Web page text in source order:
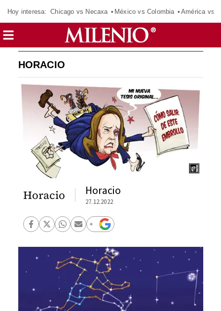
Hoy interesa: Chicago vs Necaxa México vs Colombia América vs
HORACIO
Horacio Horacio
27.12.2022